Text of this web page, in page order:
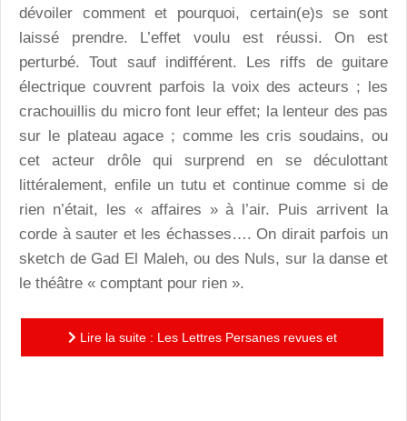
dévoiler comment et pourquoi, certain(e)s se sont
laissé prendre. L’effet voulu est réussi. On est
perturbé. Tout sauf indifférent. Les riffs de guitare
électrique couvrent parfois la voix des acteurs ; les
crachouillis du micro font leur effet; la lenteur des pas
sur le plateau agace ; comme les cris soudains, ou
cet acteur drôle qui surprend en se déculottant
littéralement, enfile un tutu et continue comme si de
rien n’était, les « affaires » à l’air. Puis arrivent la
corde à sauter et les échasses…. On dirait parfois un
sketch de Gad El Maleh, ou des Nuls, sur la danse et
le théâtre « comptant pour rien ».
Lire la suite : Les Lettres Persanes revues et